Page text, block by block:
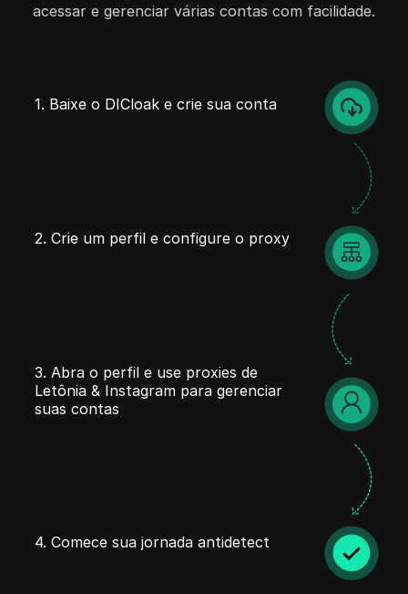
acessar e gerenciar várias contas com facilidade.
1. Baixe o DICloak e crie sua conta
2. Crie um perfil e configure o proxy
3. Abra o perfil e use proxies de
Letônia & Instagram para gerenciar
suas contas
4. Comece sua jornada antidetect